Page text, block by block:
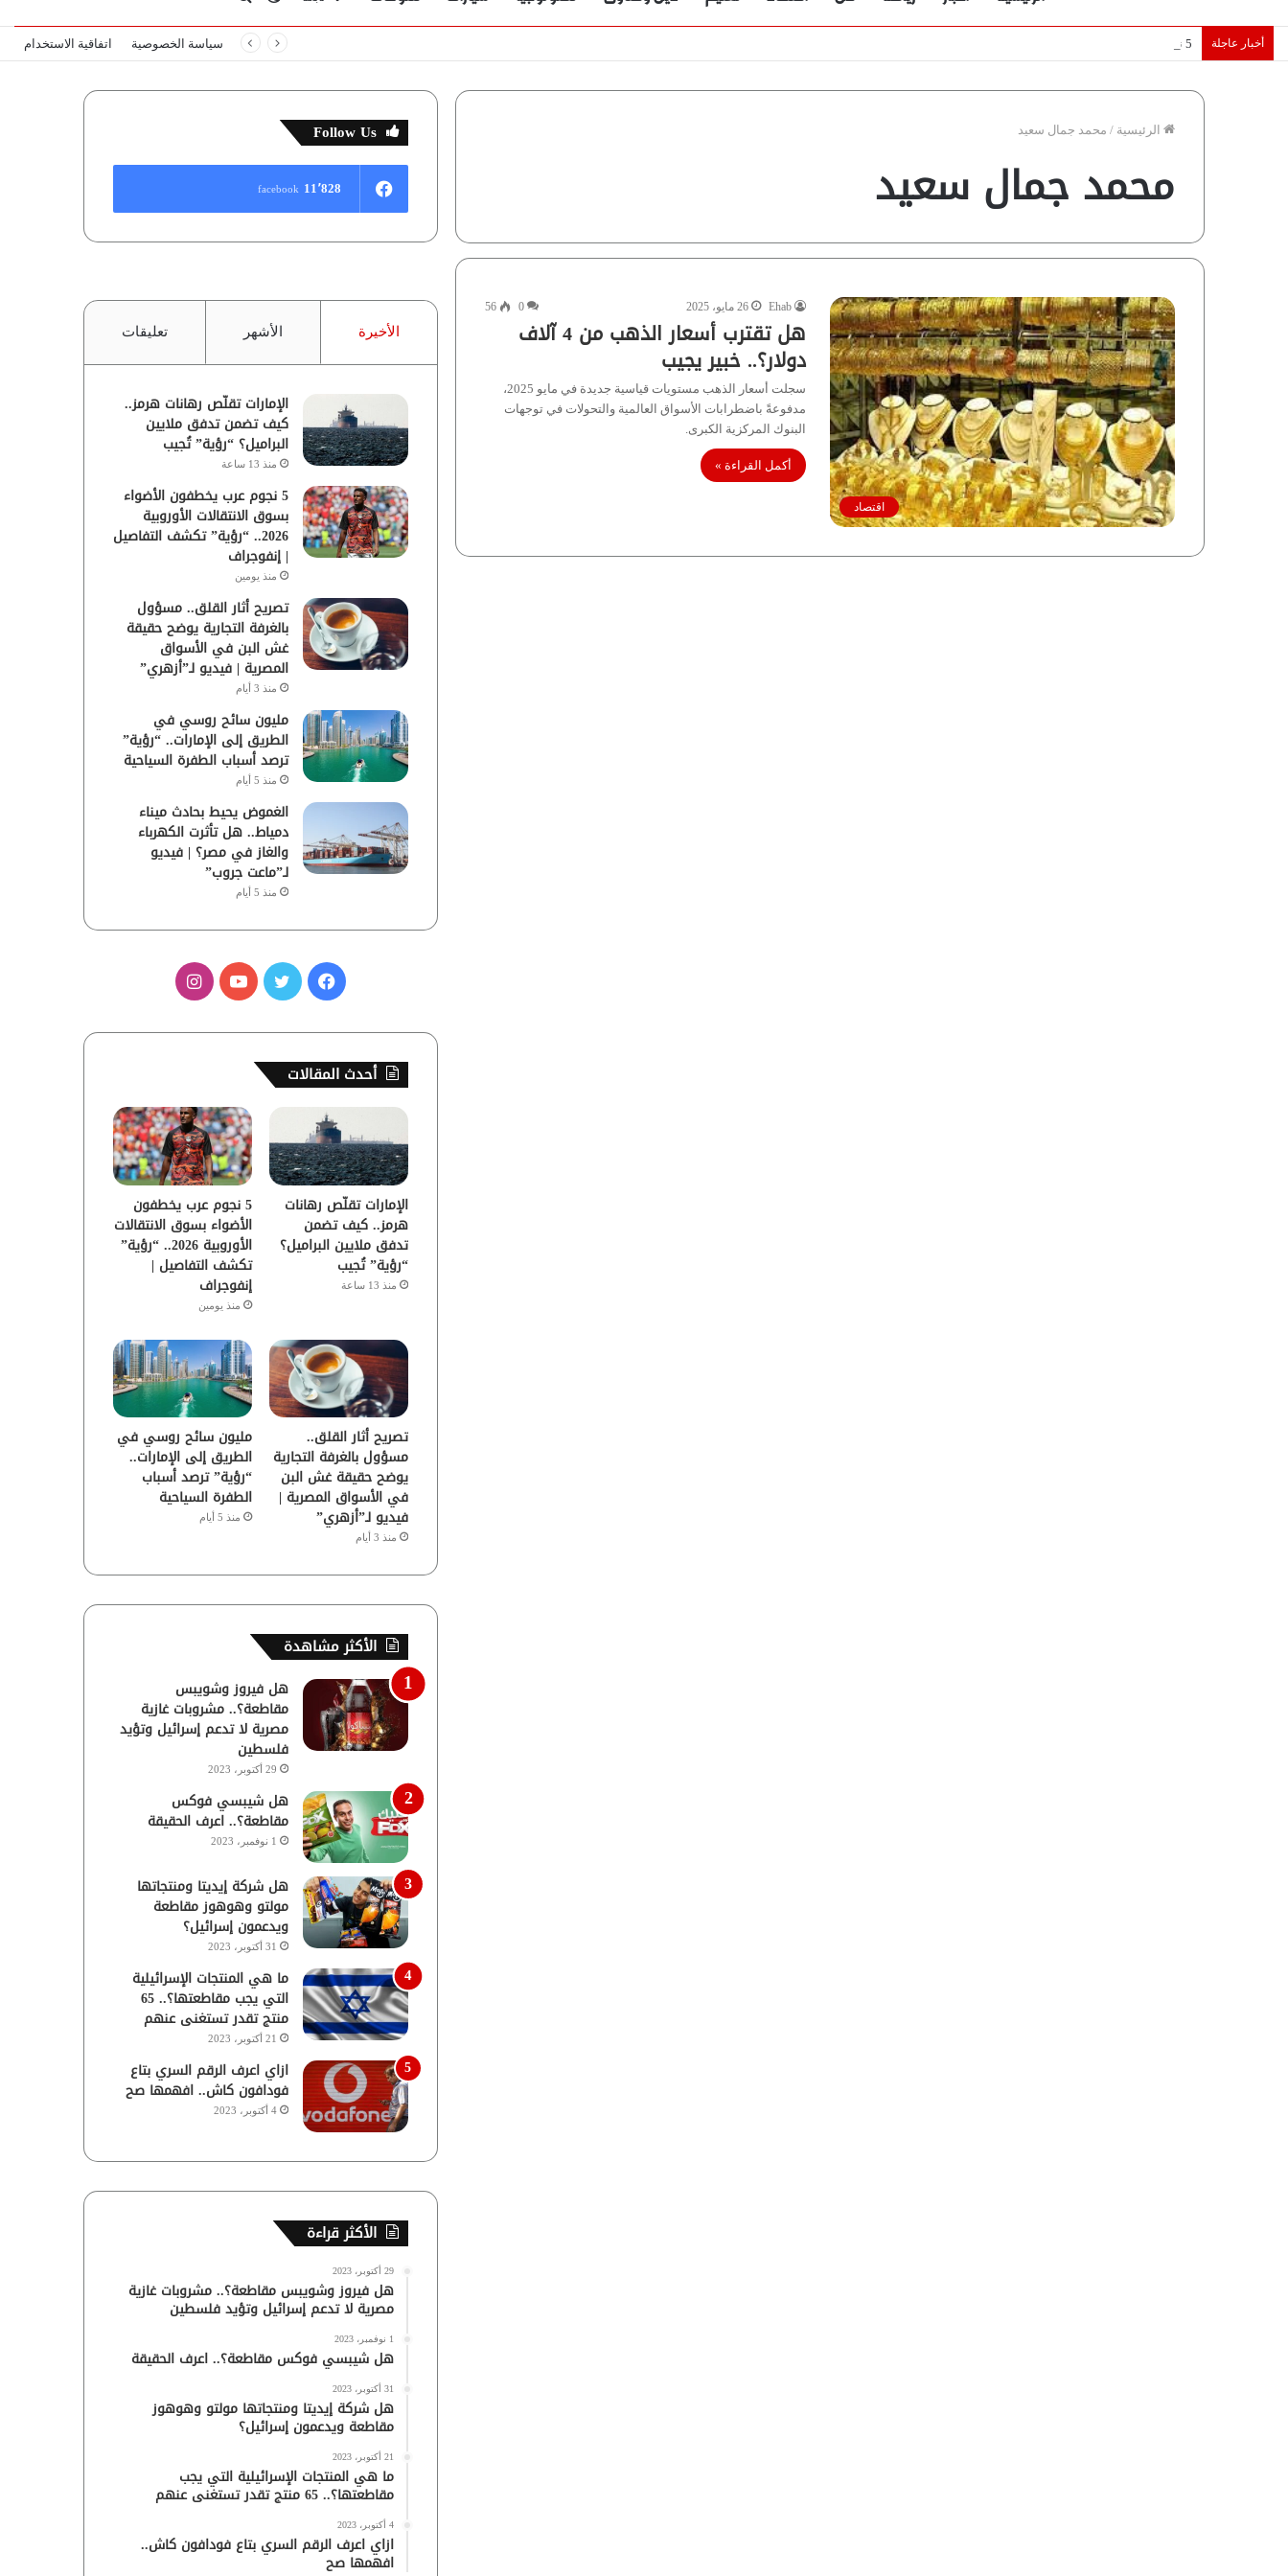
عنالمظلم
أخبار عاجلة 5 نجوم عرب يخطفون الأضواء بسوق الانتقالات الأوروبية 2026.. “رؤية” تكشف التفاصيل | إنفوجراف سياسة الخصوصية اتفاقية الاستخدام
الرئيسية / محمد جمال سعيد
محمد جمال سعيد
اقتصاد
Ehab 26 مايو، 2025 0
56
هل تقترب أسعار الذهب من 4 آلاف
دولار؟.. خبير يجيب
سجلت أسعار الذهب مستويات قياسية جديدة في مايو 2025،
مدفوعةً باضطرابات الأسواق العالمية والتحولات في توجهات
البنوك المركزية الكبرى.
أكمل القراءة »
Follow Us
11٬828 facebook
الأخيرة الأشهر تعليقات
الإمارات تقلّص رهانات هرمز..
كيف تضمن تدفق ملايين
البراميل؟ “رؤية” تُجيب
منذ 13 ساعة
5 نجوم عرب يخطفون الأضواء
بسوق الانتقالات الأوروبية
2026.. “رؤية” تكشف التفاصيل
| إنفوجراف
منذ يومين
تصريح أثار القلق.. مسؤول
بالغرفة التجارية يوضح حقيقة
غش البن في الأسواق
المصرية | فيديو لـ”أزهري”
منذ 3 أيام
مليون سائح روسي في
الطريق إلى الإمارات.. “رؤية”
ترصد أسباب الطفرة السياحية
منذ 5 أيام
الغموض يحيط بحادث ميناء
دمياط.. هل تأثرت الكهرباء
والغاز في مصر؟ | فيديو
لـ”ماعت جروب”
منذ 5 أيام
ف
س
و
ك
ي
و
ب
ا
ق
ر
ا
م
أحدث المقالات
الإمارات تقلّص رهانات
هرمز.. كيف تضمن
تدفق ملايين البراميل؟
“رؤية” تُجيب
منذ 13 ساعة
5 نجوم عرب يخطفون
الأضواء بسوق الانتقالات
الأوروبية 2026.. “رؤية”
تكشف التفاصيل |
إنفوجراف
منذ يومين
تصريح أثار القلق..
مسؤول بالغرفة التجارية
يوضح حقيقة غش البن
في الأسواق المصرية |
فيديو لـ”أزهري”
منذ 3 أيام
مليون سائح روسي في
الطريق إلى الإمارات..
“رؤية” ترصد أسباب
الطفرة السياحية
منذ 5 أيام
الأكثر مشاهدة
هل فيروز وشويبس
مقاطعة؟.. مشروبات غازية
مصرية لا تدعم إسرائيل وتؤيد
فلسطين
29 أكتوبر، 2023
هل شيبسي فوكس
مقاطعة؟.. اعرف الحقيقة
1 نوفمبر، 2023
هل شركة إيديتا ومنتجاتها
مولتو وهوهوز مقاطعة
ويدعمون إسرائيل؟
31 أكتوبر، 2023
ما هي المنتجات الإسرائيلية
التي يجب مقاطعتها؟.. 65
منتج تقدر تستغنى عنهم
21 أكتوبر، 2023
ازاي اعرف الرقم السري بتاع
فودافون كاش.. افهمها صح
4 أكتوبر، 2023
الأكثر قراءة
29 أكتوبر، 2023
هل فيروز وشويبس مقاطعة؟.. مشروبات غازية
مصرية لا تدعم إسرائيل وتؤيد فلسطين
1 نوفمبر، 2023
هل شيبسي فوكس مقاطعة؟.. اعرف الحقيقة
31 أكتوبر، 2023
هل شركة إيديتا ومنتجاتها مولتو وهوهوز
مقاطعة ويدعمون إسرائيل؟
21 أكتوبر، 2023
ما هي المنتجات الإسرائيلية التي يجب
مقاطعتها؟.. 65 منتج تقدر تستغنى عنهم
4 أكتوبر، 2023
ازاي اعرف الرقم السري بتاع فودافون كاش..
افهمها صح